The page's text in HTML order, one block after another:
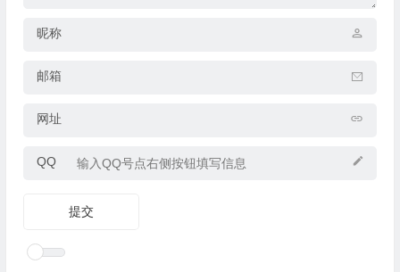
昵称
邮箱
网址
QQ